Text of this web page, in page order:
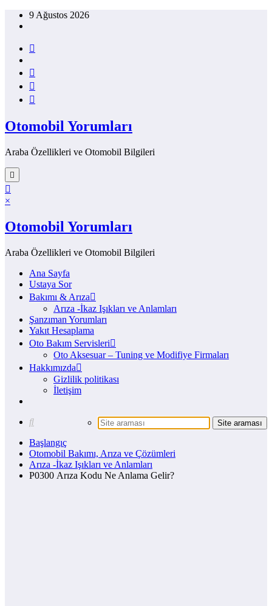
İçeriğe9 Ağustos 2026
Otomobil Yorumları
Araba Özellikleri ve Otomobil Bilgileri
×
Otomobil Yorumları
Araba Özellikleri ve Otomobil Bilgileri
Ana Sayfa
Ustaya Sor
Bakımı & Arıza
Arıza -İkaz Işıkları ve Anlamları
Şanzıman Yorumları
Yakıt Hesaplama
Oto Bakım Servisleri
Oto Aksesuar – Tuning ve Modifiye Firmaları
Hakkımızda
Gizlilik politikası
İletişim
Başlangıç
Otomobil Bakımı, Arıza ve Çözümleri
Arıza -İkaz Işıkları ve Anlamları
P0300 Arıza Kodu Ne Anlama Gelir?